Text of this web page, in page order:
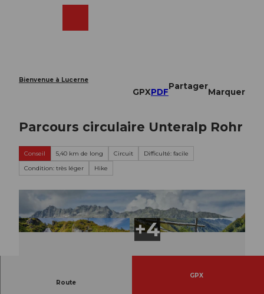
Bienvenue à Lucerne
GPXPDF
Partager
Marquer
Parcours circulaire Unteralp Rohr
Conseil 5,40 km de long Circuit
Difficulté: facile
Condition: très léger
Hike
Route
GPX